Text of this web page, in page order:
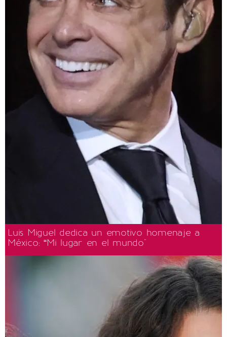
Luis Miguel dedica un emotivo homenaje a
México: “Mi lugar en el mundo"